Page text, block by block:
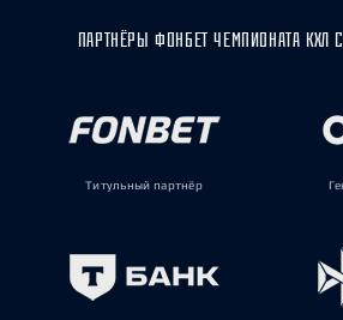
ПАРТНЁРЫ ФОНБЕТ ЧЕМПИОНАТА КХЛ
Титульный партнёр